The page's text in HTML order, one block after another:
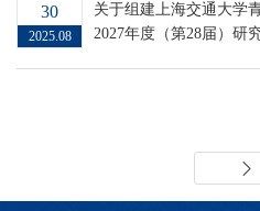
30
2025.08
关于组建上海交通大学
2027年度（第28届）研